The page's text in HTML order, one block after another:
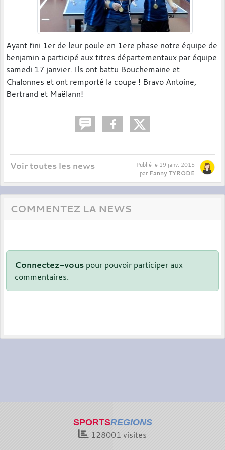
Ayant fini 1er de leur poule en 1ere phase notre équipe de
benjamin a participé aux titres départementaux par équipe
samedi 17 janvier. Ils ont battu Bouchemaine et
Chalonnes et ont remporté la coupe ! Bravo Antoine,
Bertrand et Maëlann!
Voir toutes les news Publié le 19 janv. 2015
par Fanny TYRODE
COMMENTEZ LA NEWS
Connectez-vous pour pouvoir participer aux
commentaires.
SPORTSREGIONS
128001 visites